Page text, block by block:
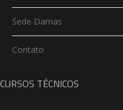
Sede Damas
Contato
CURSOS TÉCNICOS